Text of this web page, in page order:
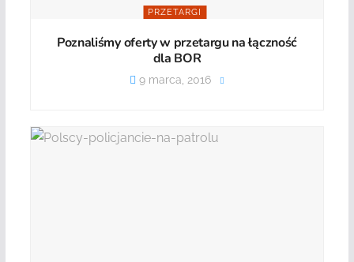
PRZETARGI
Poznaliśmy oferty w przetargu na łączność
dla BOR
9 marca, 2016